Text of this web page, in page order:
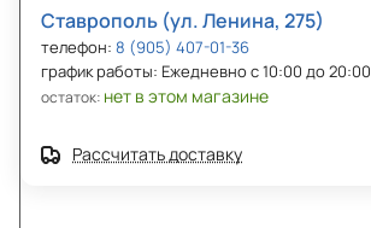
Ставрополь (ул. Ленина, 275)
телефон: 8 (905) 407-01-36
график работы: Ежедневно с 10:00 до 20:00
остаток: нет в этом магазине
Рассчитать доставку